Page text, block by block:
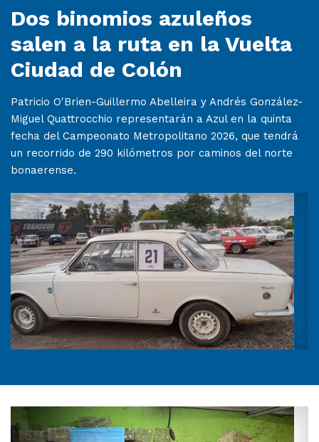
Dos binomios azuleños
salen a la ruta en la Vuelta
Ciudad de Colón
Patricio O'Brien-Guillermo Abelleira y Andrés González-
Miguel Quattrocchio representarán a Azul en la quinta
fecha del Campeonato Metropolitano 2026, que tendrá
un recorrido de 290 kilómetros por caminos del norte
bonaerense.